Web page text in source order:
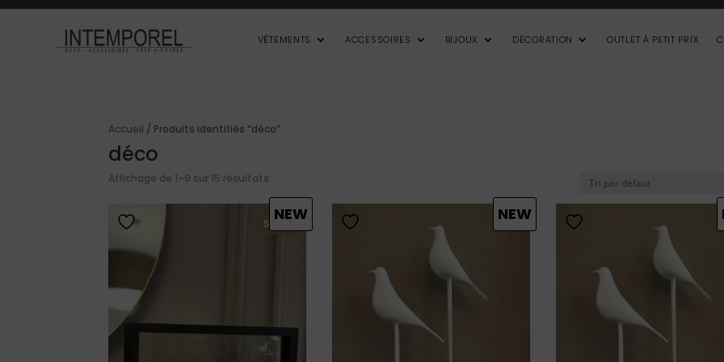
VÊTEMENTS ACCESSOIRES BIJOUX DÉCORATION OUTLET À PETIT PRIX
Accueil / Produits identifiés “déco”
déco
Affichage de 1–9 sur 15 résultats
SOLDE
NEW NEW